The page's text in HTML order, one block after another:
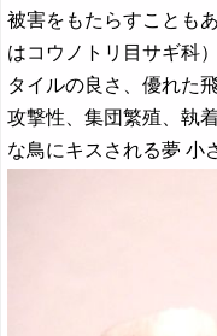
被害をもたらすことも
はコウノトリ目サギ科
タイルの良さ、優れた
攻撃性、集団繁殖、執
な鳥にキスされる夢 小